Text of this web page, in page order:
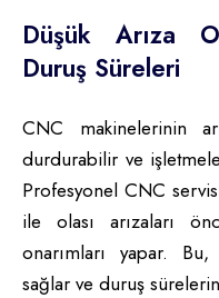
Düşük Arıza
Duruş Süreleri
CNC makinelerinin
durdurabilir ve
Profesyonel CNC
ile olası arızaları
onarımları yapar. Bu,
sağlar ve duruş